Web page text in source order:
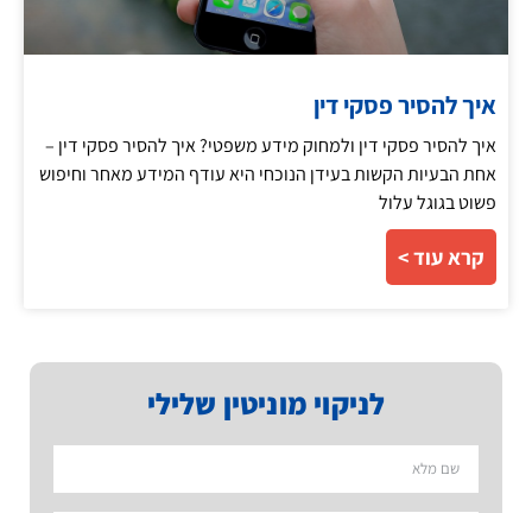
לניקוי מוניטין שלילי
איך להסיר פסקי דין
איך להסיר פסקי דין ולמחוק מידע משפטי? איך להסיר פסקי דין –
אחת הבעיות הקשות בעידן הנוכחי היא עודף המידע מאחר וחיפוש
פשוט בגוגל עלול
קרא עוד >